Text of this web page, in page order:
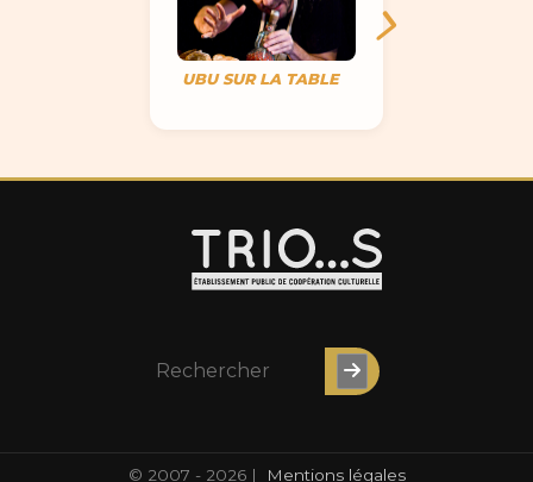
UBU SUR LA TABLE
© 2007 - 2026 | Mentions légales